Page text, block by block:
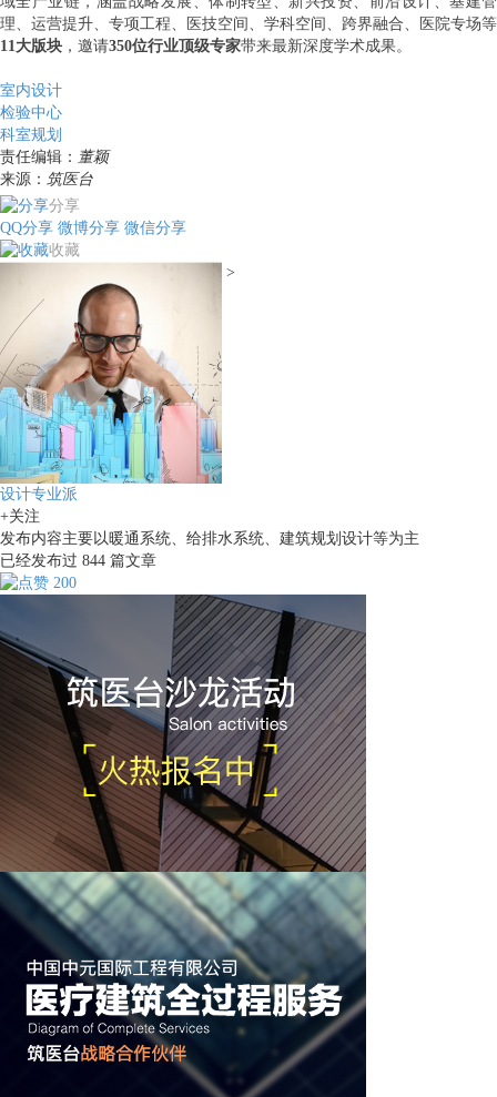
理、运营提升、专项工程、医技空间、学科空间、跨界融合、医院专场等
11大版块 ，邀请350位行业顶级专家带来最新深度学术成果。
室内设计
检验中心
科室规划
责任编辑： 董颖
来源： 筑医台
分享
QQ分享 微博分享 微信分享
收藏
>
设计专业派
+关注
发布内容主要以暖通系统、给排水系统、建筑规划设计等为主
已经发布过 844 篇文章
200